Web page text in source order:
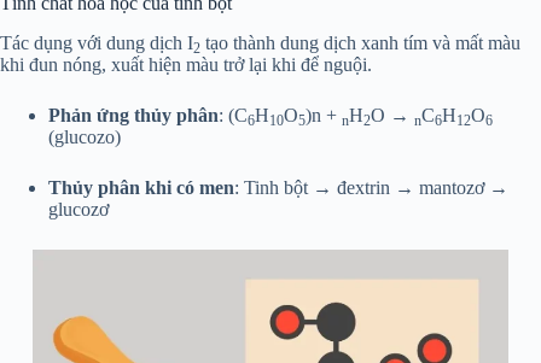
Tác dụng với dung dịch I2 tạo thành dung dịch xanh tím và mất màu
khi đun nóng, xuất hiện màu trở lại khi để nguội.
Phản ứng thủy phân: (C6H10O5)n + nH2O → nC6H12O6
(glucozo)
Thủy phân khi có men: Tinh bột → đextrin → mantozơ →
glucozơ